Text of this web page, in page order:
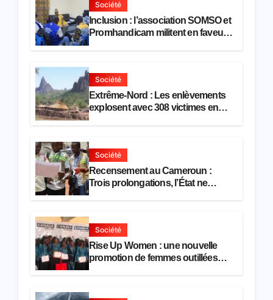
Société
Inclusion : l’association SOMSO et
Promhandicam militent en faveur
Société
Extrême-Nord : Les enlèvements
explosent avec 308 victimes en
Société
Recensement au Cameroun :
Trois prolongations, l’État ne
Société
Rise Up Women : une nouvelle
promotion de femmes outillées